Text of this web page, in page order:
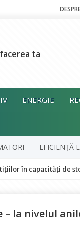
ta
ENERGIE
EFICIENȚĂ
de stocare
la nivelul